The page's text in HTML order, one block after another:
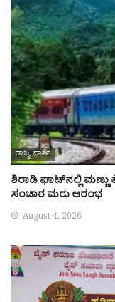
ರಾಜ್ಯ ವಾರ್ತೆ
ಶಿರಾಡಿ ಘಾಟ್‌ನಲ್ಲಿ ಮಣ್ಣು
ಸಂಚಾರ ಮರು ಆರಂಭ
August 4, 2026